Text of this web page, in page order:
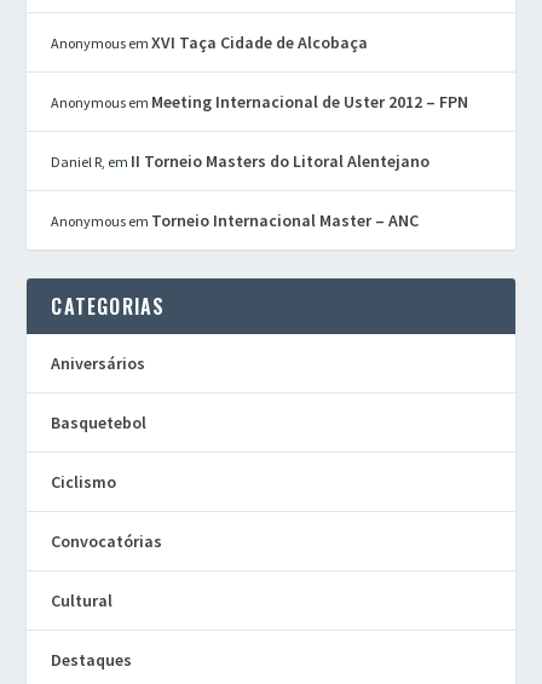
Anonymous emXVI Taça Cidade de Alcobaça
Anonymous em Meeting Internacional de Uster 2012 – FPN
Daniel R, em II Torneio Masters do Litoral Alentejano
Anonymous em Torneio Internacional Master – ANC
CATEGORIAS
Aniversários
Basquetebol
Ciclismo
Convocatórias
Cultural
Destaques